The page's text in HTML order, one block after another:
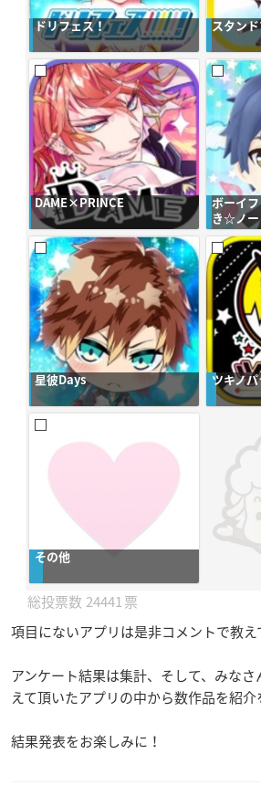
ドリフェス！ スタン
DAME×PRINCE
ボーイ
き☆ノー
星彼Days ツキノパ
その他
24441
項目にないアプリは是非コメントで教え
アンケート結果は集計、そして、みな
えて頂いたアプリの中から数作品を紹介
結果発表をお楽しみに！